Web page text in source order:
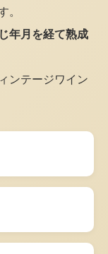
。
年月を経て熟成
ンテージワイン